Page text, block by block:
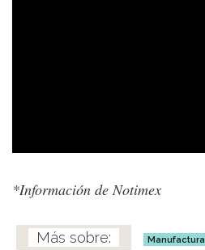
*Información de Notimex
Manufactura